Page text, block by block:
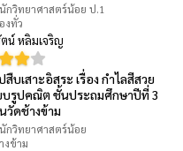
กวิทยาศาสตร์น้อย ป.1
งทั่ว
ตน์ หลิมเจริญ
สืบเสาะอิสระ เรื่อง กำไลสีสวย
รูปคณิต ชั้นประถมศึกษาปีที่ 3
นวัดช้างข้าม
กวิทยาศาสตร์น้อย
งข้าม